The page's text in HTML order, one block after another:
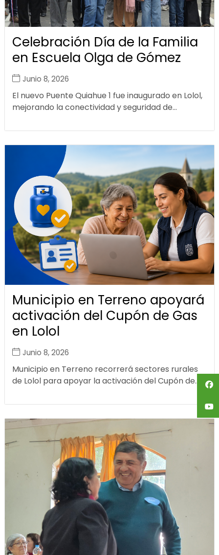
Celebración Día de la Familia
en Escuela Olga de Gómez
Junio 8, 2026
El nuevo Puente Quiahue 1 fue inaugurado en Lolol,
mejorando la conectividad y seguridad de...
Municipio en Terreno apoyará
activación del Cupón de Gas
en Lolol
Junio 8, 2026
Municipio en Terreno recorrerá sectores rurales
de Lolol para apoyar la activación del Cupón de...